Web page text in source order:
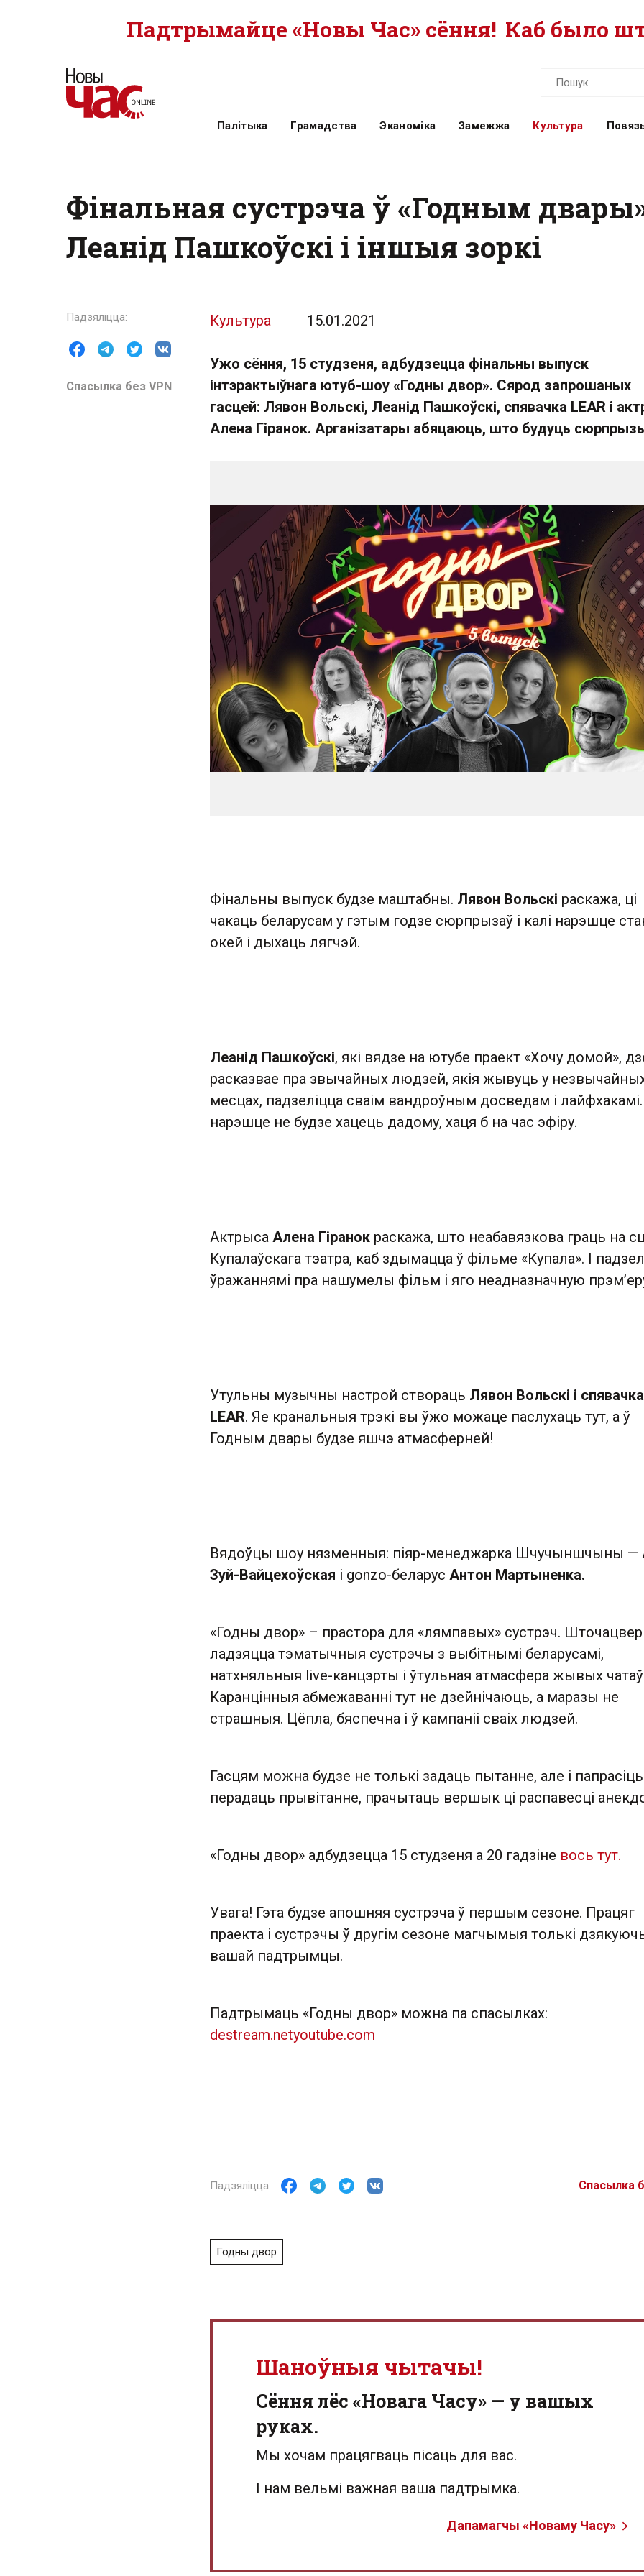
Падтрымайце «Новы Час» сёння! Каб было
Палітыка Грамадства Эканоміка Замежжа Культура
Фінальная сустрэча ў «Годным
Леанід Пашкоўскі і іншыя зоркі
Спасылка без VPN
Культура 15.01.2021
Ужо сёння, 15 студзеня, адбудзецца фінальны выпуск
інтэрактыўнага ютуб-шоу «Годны двор». Сярод запрошаных
гасцей: Лявон Вольскі, Леанід Пашкоўскі, спявачка LEAR і
Алена Гіранок. Арганізатары абяцаюць, што будуць
Фінальны выпуск будзе маштабны. Лявон Вольскі раскажа, ці
чакаць беларусам у гэтым годзе сюрпрызаў і калі нарэшце
окей і дыхаць лягчэй.
Леанід Пашкоўскі, які вядзе на ютубе праект «Хочу домой»,
расказвае пра звычайных людзей, якія жывуць у
месцах, падзеліцца сваім вандроўным досведам і лайфхакамі.
нарэшце не будзе хацець дадому, хаця б на час эфіру.
Актрыса Алена Гіранок раскажа, што неабавязкова граць на
Купалаўскага тэатра, каб здымацца ў фільме «Купала». І
ўражаннямі пра нашумелы фільм і яго неадназначную
Утульны музычны настрой створаць Лявон Вольскі і спявачка
LEAR. Яе кранальныя трэкі вы ўжо можаце паслухаць тут, а ў
Годным двары будзе яшчэ атмасферней!
Вядоўцы шоу нязменныя: піяр-менеджарка Шчучыншчыны —
Зуй-Вайцехоўская і gonzo-беларус Антон Мартыненка.
«Годны двор» – прастора для «лямпавых» сустрэч. Шточацвер
ладзяцца тэматычныя сустрэчы з выбітнымі беларусамі,
натхняльныя live-канцэрты і ўтульная атмасфера жывых
Каранцінныя абмежаванні тут не дзейнічаюць, а маразы не
страшныя. Цёпла, бяспечна і ў кампаніі сваіх людзей.
Гасцям можна будзе не толькі задаць пытанне, але і папрасіць
перадаць прывітанне, прачытаць вершык ці распавесці
«Годны двор» адбудзецца 15 студзеня а 20 гадзіне вось тут.
Увага! Гэта будзе апошняя сустрэча ў першым сезоне. Працяг
праекта і сустрэчы ў другім сезоне магчымыя толькі
вашай падтрымцы.
Падтрымаць «Годны двор» можна па спасылках:
destream.netyoutube.com
Спасылка
Годны двор
Шаноўныя чытачы!
Сёння лёс «Новага Часу» — у вашых
руках.
Мы хочам працягваць пісаць для вас.
І нам вельмі важная ваша падтрымка.
Дапамагчы «Новаму Часу»